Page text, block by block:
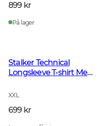
899 kr
På lager
Stalker Technical
Longsleeve T-shirt Men
XXL
699 kr